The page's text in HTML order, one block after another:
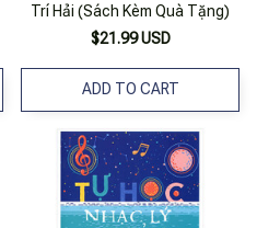
Trí Hải (Sách Kèm Quà Tặng)
$21.99 USD
ADD TO CART